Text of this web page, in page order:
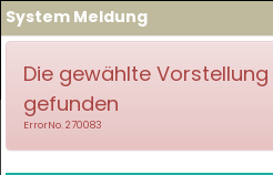
System Meldung
Die gewählte
gefunden
ErrorNo. 270083